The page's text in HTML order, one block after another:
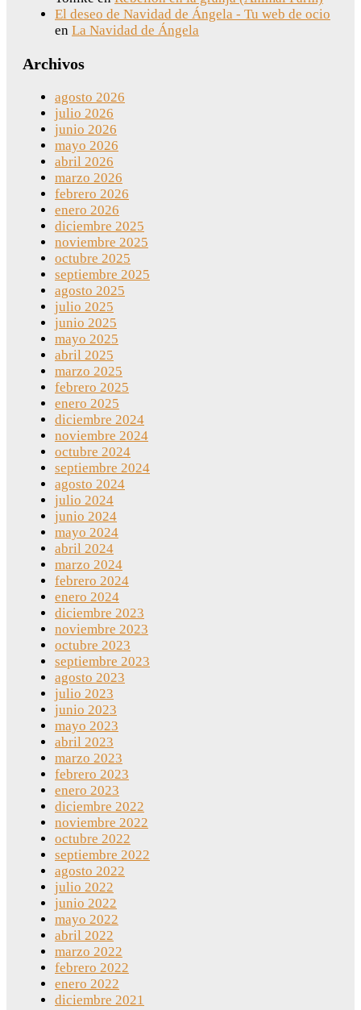
El deseo de Navidad de Ángela - Tu web de ocio
en La Navidad de Ángela
Archivos
agosto 2026
julio 2026
junio 2026
mayo 2026
abril 2026
marzo 2026
febrero 2026
enero 2026
diciembre 2025
noviembre 2025
octubre 2025
septiembre 2025
agosto 2025
julio 2025
junio 2025
mayo 2025
abril 2025
marzo 2025
febrero 2025
enero 2025
diciembre 2024
noviembre 2024
octubre 2024
septiembre 2024
agosto 2024
julio 2024
junio 2024
mayo 2024
abril 2024
marzo 2024
febrero 2024
enero 2024
diciembre 2023
noviembre 2023
octubre 2023
septiembre 2023
agosto 2023
julio 2023
junio 2023
mayo 2023
abril 2023
marzo 2023
febrero 2023
enero 2023
diciembre 2022
noviembre 2022
octubre 2022
septiembre 2022
agosto 2022
julio 2022
junio 2022
mayo 2022
abril 2022
marzo 2022
febrero 2022
enero 2022
diciembre 2021